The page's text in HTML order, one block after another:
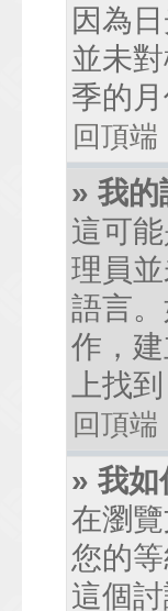
因為
並未
季的
回頂端
» 我的
這可
理員
語言
作，
上找
回頂端
» 我如
在瀏
您的
這個